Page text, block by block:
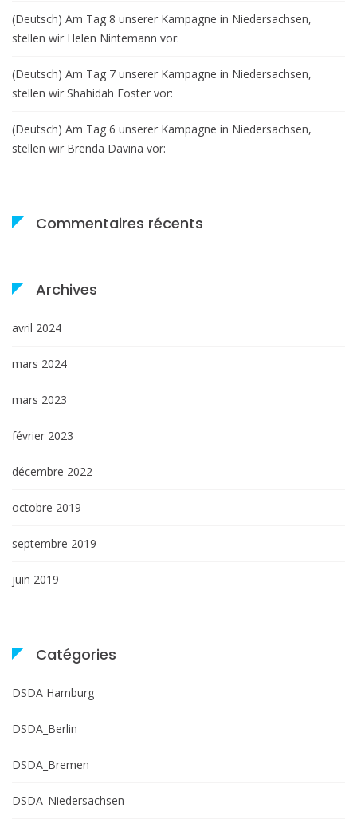
(Deutsch) Am Tag 8 unserer Kampagne in Niedersachsen,
stellen wir Helen Nintemann vor:
(Deutsch) Am Tag 7 unserer Kampagne in Niedersachsen,
stellen wir Shahidah Foster vor:
(Deutsch) Am Tag 6 unserer Kampagne in Niedersachsen,
stellen wir Brenda Davina vor:
Commentaires récents
Archives
avril 2024
mars 2024
mars 2023
février 2023
décembre 2022
octobre 2019
septembre 2019
juin 2019
Catégories
DSDA Hamburg
DSDA_Berlin
DSDA_Bremen
DSDA_Niedersachsen